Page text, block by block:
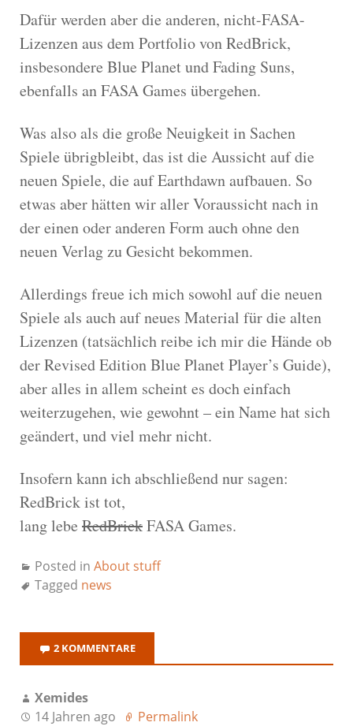
Dafür werden aber die anderen, nicht-FASA-
Lizenzen aus dem Portfolio von RedBrick,
insbesondere Blue Planet und Fading Suns,
ebenfalls an FASA Games übergehen.
Was also als die große Neuigkeit in Sachen
Spiele übrigbleibt, das ist die Aussicht auf die
neuen Spiele, die auf Earthdawn aufbauen. So
etwas aber hätten wir aller Voraussicht nach in
der einen oder anderen Form auch ohne den
neuen Verlag zu Gesicht bekommen.
Allerdings freue ich mich sowohl auf die neuen
Spiele als auch auf neues Material für die alten
Lizenzen (tatsächlich reibe ich mir die Hände ob
der Revised Edition Blue Planet Player’s Guide),
aber alles in allem scheint es doch einfach
weiterzugehen, wie gewohnt – ein Name hat sich
geändert, und viel mehr nicht.
Insofern kann ich abschließend nur sagen:
RedBrick ist tot,
lang lebe RedBrickFASA Games.
Posted in About stuff
Tagged news
2 KOMMENTARE
Xemides
14 Jahren ago
Permalink